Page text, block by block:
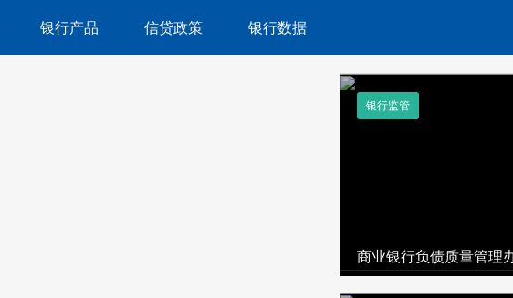
银行产品 信贷政策 银行数据
商业银行负债质量管理
银行监管